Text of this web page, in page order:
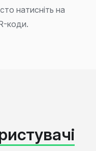
натисніть на
коди.